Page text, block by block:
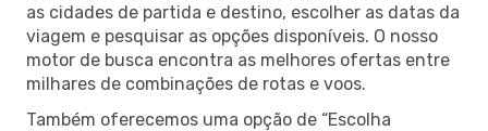
as cidades de partida e destino, escolher as datas da
viagem e pesquisar as opções disponíveis. O nosso
motor de busca encontra as melhores ofertas entre
milhares de combinações de rotas e voos.
Também oferecemos uma opção de “Escolha